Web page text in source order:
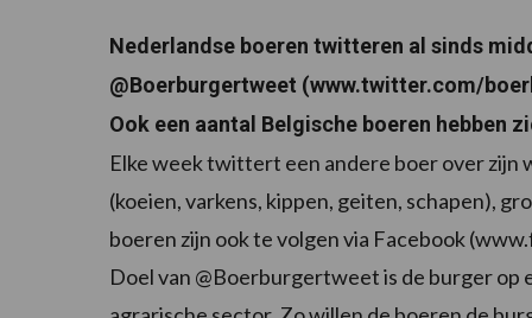
Nederlandse boeren twitteren al sinds
@Boerburgertweet (www.twitter.com/
Ook een aantal Belgische boeren hebben
Elke week twittert een andere boer over zijn
(koeien, varkens, kippen, geiten, schapen),
boeren zijn ook te volgen via Facebook
Doel van @Boerburgertweet is de burger op